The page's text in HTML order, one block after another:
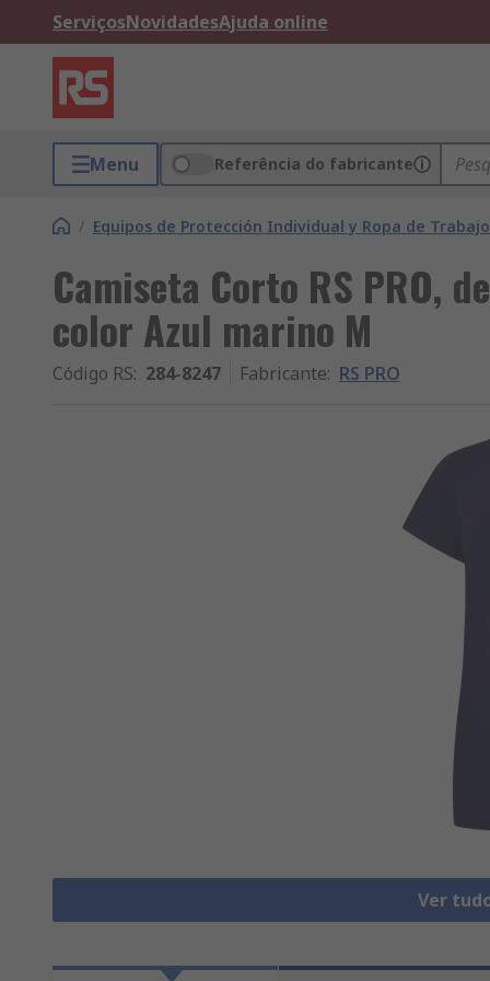
ServiçosNovidadesAjuda online
Menu Referência do fabricante
/ Equipos de Protección Individual y Ropa de Trabajo
Camiseta Corto RS PRO,
color Azul marino M
Código RS: 284-8247 Fabricante: RS PRO
Ver